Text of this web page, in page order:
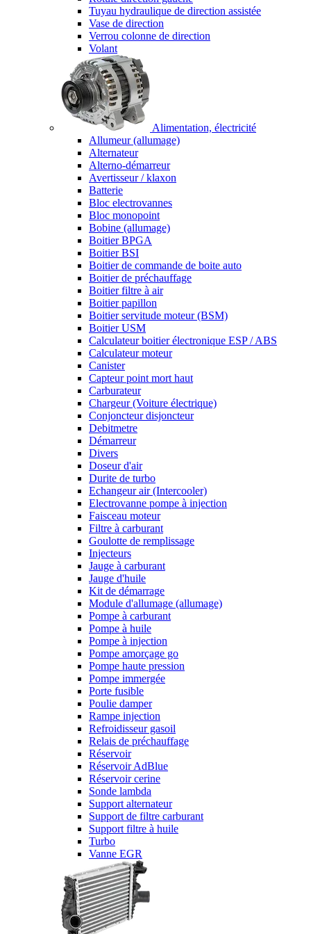
Tuyau hydraulique de direction assistée
Vase de direction
Verrou colonne de direction
Volant
Alimentation, électricité
Allumeur (allumage)
Alternateur
Alterno-démarreur
Avertisseur / klaxon
Batterie
Bloc electrovannes
Bloc monopoint
Bobine (allumage)
Boitier BPGA
Boitier BSI
Boitier de commande de boite auto
Boitier de préchauffage
Boitier filtre à air
Boitier papillon
Boitier servitude moteur (BSM)
Boitier USM
Calculateur boitier électronique ESP / ABS
Calculateur moteur
Canister
Capteur point mort haut
Carburateur
Chargeur (Voiture électrique)
Conjoncteur disjoncteur
Debitmetre
Démarreur
Divers
Doseur d'air
Durite de turbo
Echangeur air (Intercooler)
Electrovanne pompe à injection
Faisceau moteur
Filtre à carburant
Goulotte de remplissage
Injecteurs
Jauge à carburant
Jauge d'huile
Kit de démarrage
Module d'allumage (allumage)
Pompe à carburant
Pompe à huile
Pompe à injection
Pompe amorçage go
Pompe haute pression
Pompe immergée
Porte fusible
Poulie damper
Rampe injection
Refroidisseur gasoil
Relais de préchauffage
Réservoir
Réservoir AdBlue
Réservoir cerine
Sonde lambda
Support alternateur
Support de filtre carburant
Support filtre à huile
Turbo
Vanne EGR